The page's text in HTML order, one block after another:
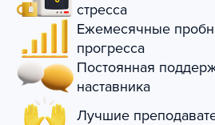
стресса
Ежемесячные
прогресса
Постоянная
наставника
Лучшие